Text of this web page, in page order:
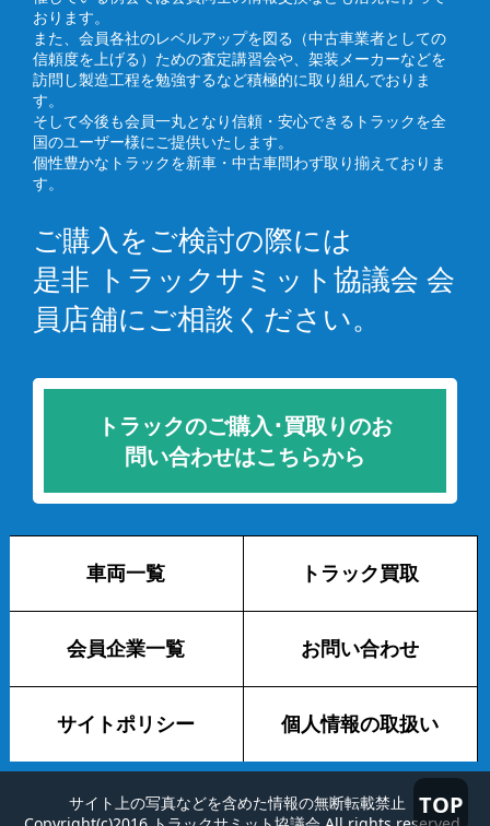
TOP
おります。
また、会員各社のレベルアップを図る（中古車業者としての
信頼度を上げる）ための査定講習会や、架装メーカーなどを
訪問し製造工程を勉強するなど積極的に取り組んでおりま
す。
そして今後も会員一丸となり信頼・安心できるトラックを全
国のユーザー様にご提供いたします。
個性豊かなトラックを新車・中古車問わず取り揃えておりま
す。
ご購入をご検討の際には
是非 トラックサミット協議会 会
員店舗にご相談ください。
トラックのご購入･買取りのお
問い合わせはこちらから
車両一覧 トラック買取
会員企業一覧 お問い合わせ
サイトポリシー 個人情報の取扱い
サイト上の写真などを含めた情報の無断転載禁止